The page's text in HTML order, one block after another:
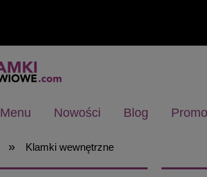
Menu Nowości Blog
» Klamki wewnętrzne